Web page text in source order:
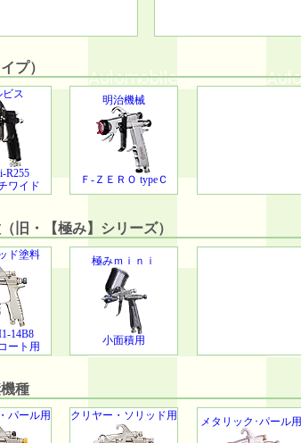
プ）
ビス
R255
ワイド
明治機械
Ｆ-ＺＥＲＯ typeＣ
・【極み】シリーズ）
ド塗料
14B8
ート用
極みｍｉｎｉ
小面積用
種
パール用 クリヤー・ソリッド用 メタリック･パール用